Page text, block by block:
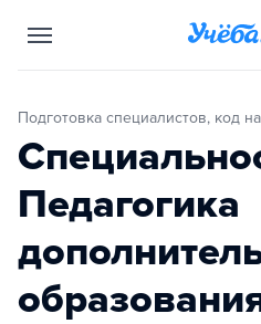
Подготовка специалистов, код
Педагогика